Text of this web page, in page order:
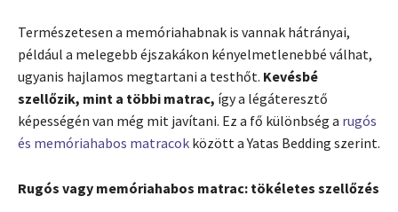
Természetesen a memóriahabnak is vannak hátrányai,
például a melegebb éjszakákon kényelmetlenebbé válhat,
ugyanis hajlamos megtartani a testhőt. Kevésbé
szellőzik, mint a többi matrac, így a légáteresztő
képességén van még mit javítani. Ez a fő különbség a rugós
és memóriahabos matracok között a Yatas Bedding szerint.
Rugós vagy memóriahabos matrac: tökéletes szellőzés